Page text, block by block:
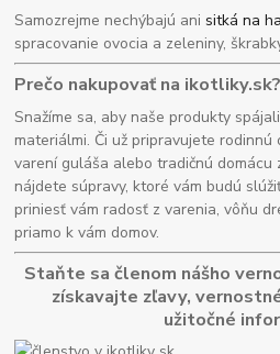
Samozrejme nechýbajú anisitká na
spracovanie ovocia a zeleniny,
Prečo nakupovať na ikotliky.sk?
Snažíme sa, aby naše produkty
materiálmi. Či už pripravujete rodinnú
varení guláša alebo tradičnú domácu
nájdete súpravy, ktoré vám budú
priniesť vám radosť z varenia, vôňu
priamo k vám domov.
Staňte sa členom nášho
získavajte zľavy,
užitočné